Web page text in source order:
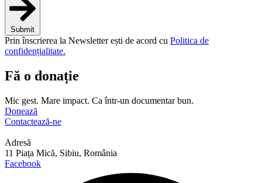
Submit
Prin înscrierea la Newsletter ești de acord cu Politica de
confidențialitate.
Fă o donație
Mic gest. Mare impact. Ca într-un documentar bun.
Donează
Contactează-ne
Adresă
11 Piața Mică, Sibiu, România
Facebook